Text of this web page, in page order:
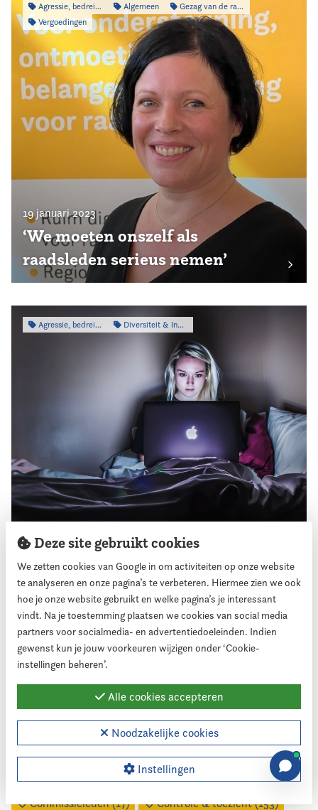
Agressie, bedreiging & intimidatie Algemeen
Gezag van de raad
Vergoedingen
19 januari 2023
‘We moeten onszelf als
raadsleden serieus nemen’
Agressie, bedreiging & intimidatie Diversiteit & Inclusiviteit
'Dat iemand dan zegt: Trut of ga
aardappelen schillen'
Thema's
Accountant (13)
Agressie, bedreiging & intimidatie (118)
Algemeen (202)
Begroting (29)
Bestuur (2)
Bijeenkomsten (52)
Collegevorming (34)
Commissieleden (17)
Controle & toezicht (153)
Deze site gebruikt cookies
We zetten cookies van Google in om activiteiten op onze website
te analyseren en onze pagina’s te verbeteren. Hiermee zien we ook
hoe je onze website gebruikt en welke pagina’s je interessant
vindt. Na je toestemming plaatsen we cookies van social media
partners voor socialmedia- en advertentiedoeleinden. Indien
gewenst kun je jouw voorkeuren wijzigen onder ‘Cookie-
instellingen beheren’.
Alle cookies accepteren
Noodzakelijke cookies
Instellingen